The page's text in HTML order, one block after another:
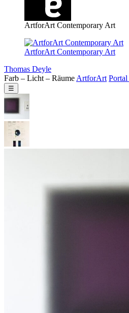
ArtforArt Contemporary Art
ArtforArt Contemporary Art
Thomas Deyle
Farb – Licht – Räume ArtforArt Portal
☰